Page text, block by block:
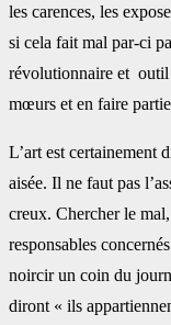
les carences, les
si cela fait mal par-ci
révolutionnaire et outil
mœurs et en faire
L’art est certainement
aisée. Il ne faut pas
creux. Chercher le
responsables
noircir un coin du
diront « ils